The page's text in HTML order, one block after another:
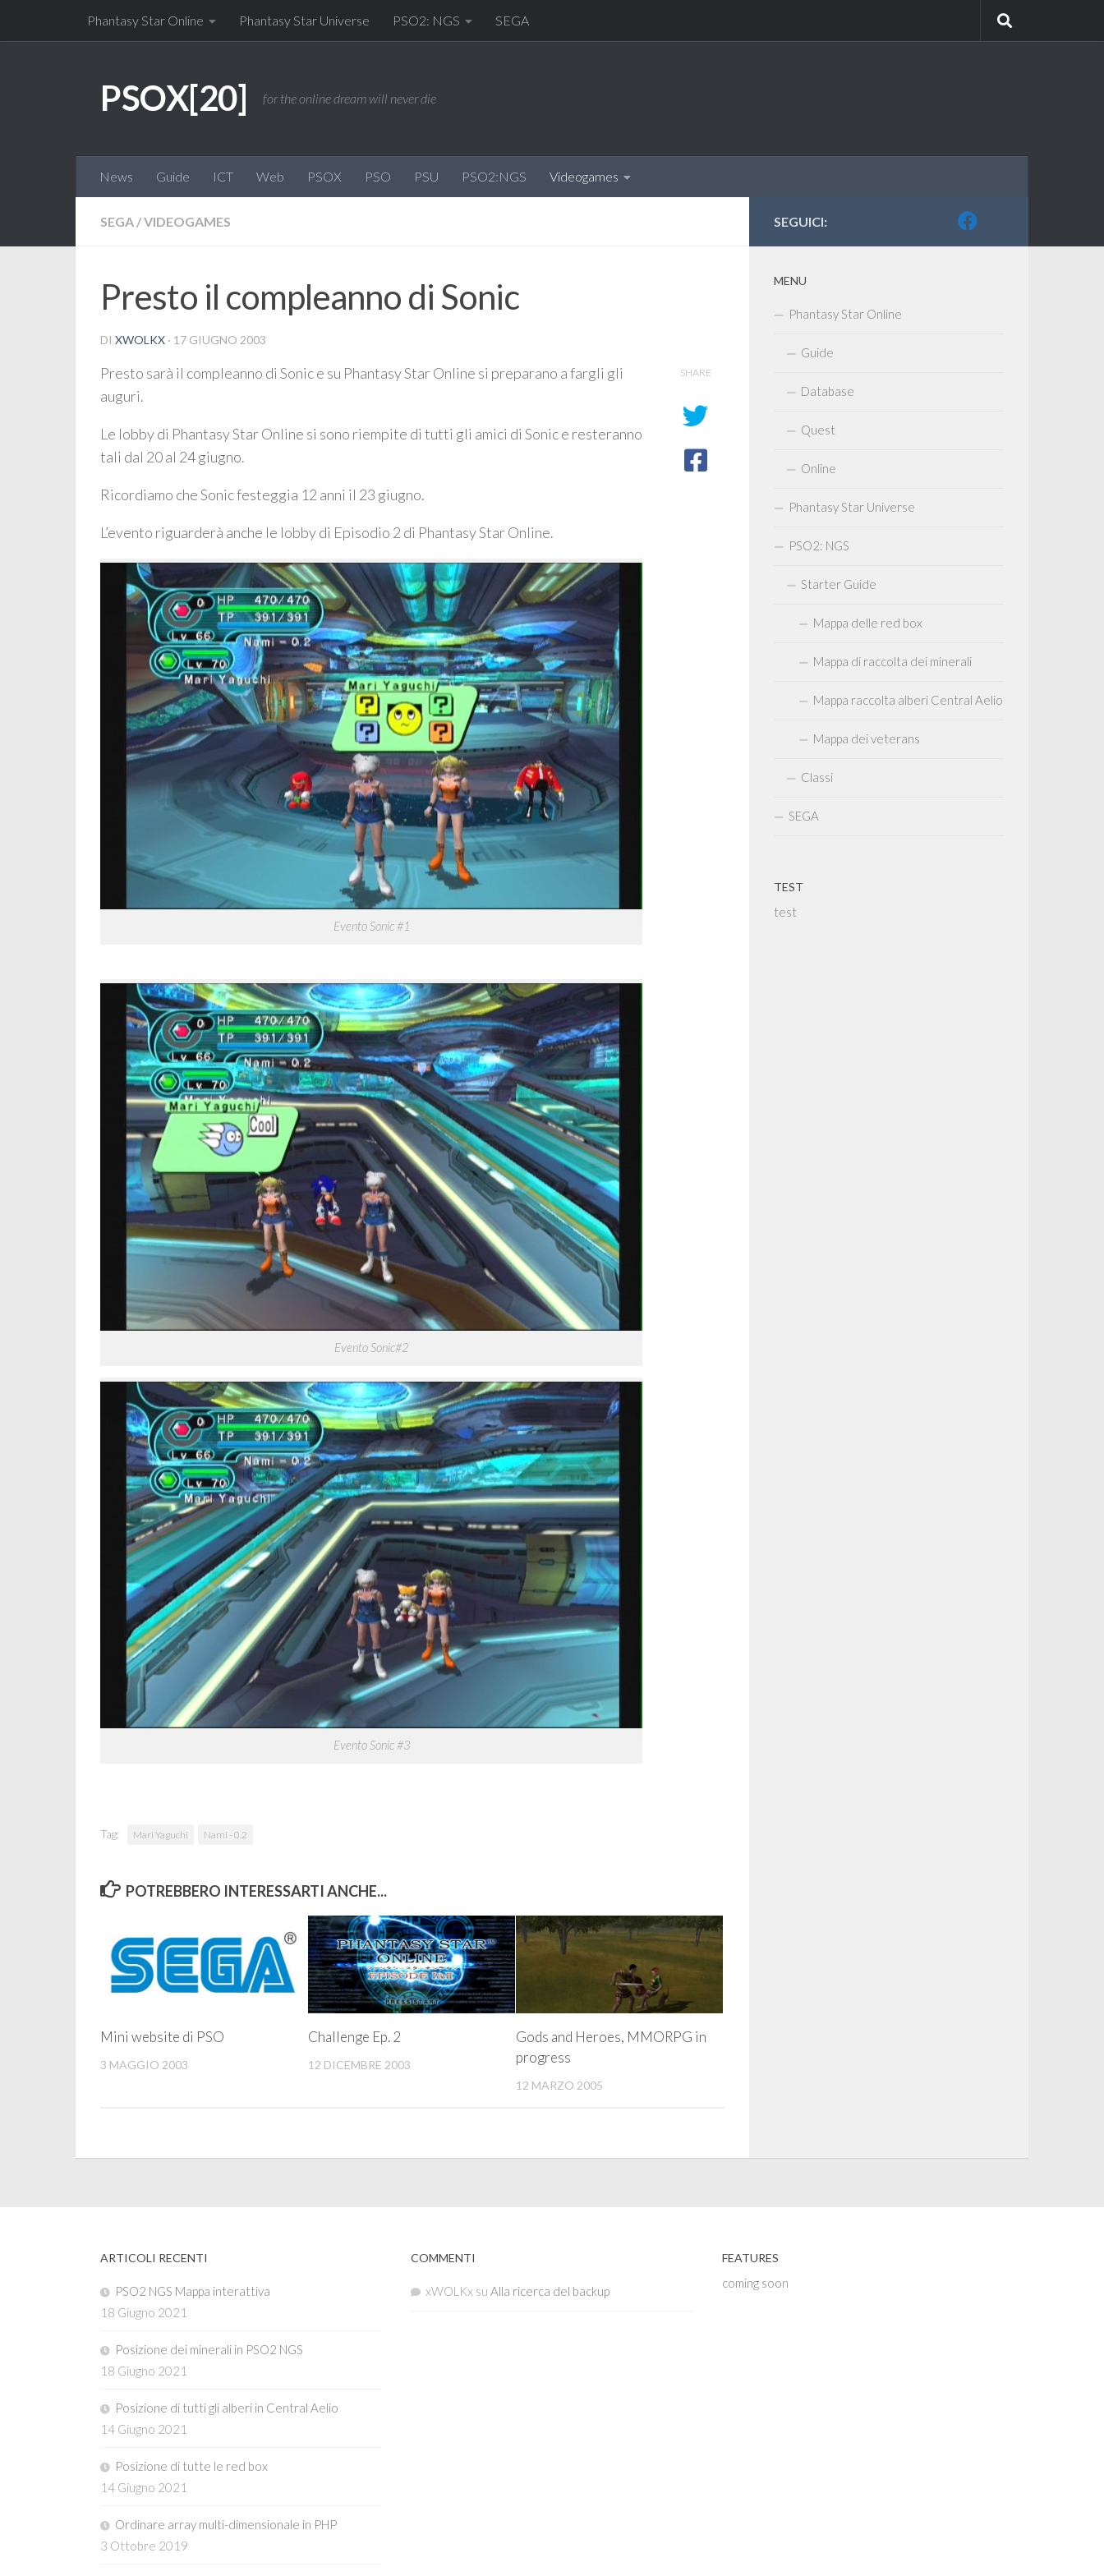
Salta al contenutoPhantasy Star Online Phantasy Star Universe PSO2: NGS SEGA
PSOX[20] for the online dream will never die
News Guide ICT Web PSOX PSO PSU PSO2:NGS Videogames
SEGA /VIDEOGAMES
Presto il compleanno di Sonic
DI XWOLKX · 17 GIUGNO 2003
Presto sarà il compleanno di Sonic e su Phantasy Star Online si preparano a fargli gli
auguri.
Le lobby di Phantasy Star Online si sono riempite di tutti gli amici di Sonic e resteranno
tali dal 20 al 24 giugno.
Ricordiamo che Sonic festeggia 12 anni il 23 giugno.
L’evento riguarderà anche le lobby di Episodio 2 di Phantasy Star Online.
Evento Sonic #1
Evento Sonic#2
Evento Sonic #3
SHARE
Tag: Mari Yaguchi Nami - 0.2
POTREBBERO INTERESSARTI ANCHE...
Mini website di PSO
3 MAGGIO 2003
Challenge Ep. 2
12 DICEMBRE 2003
Gods and Heroes, MMORPG in
progress
12 MARZO 2005
SEGUICI:
MENU
Phantasy Star Online
Guide
Database
Quest
Online
Phantasy Star Universe
PSO2: NGS
Starter Guide
Mappa delle red box
Mappa di raccolta dei minerali
Mappa raccolta alberi Central Aelio
Mappa dei veterans
Classi
SEGA
TEST
test
ARTICOLI RECENTI
PSO2 NGS Mappa interattiva
18 Giugno 2021
Posizione dei minerali in PSO2 NGS
18 Giugno 2021
Posizione di tutti gli alberi in Central Aelio
14 Giugno 2021
Posizione di tutte le red box
14 Giugno 2021
Ordinare array multi-dimensionale in PHP
3 Ottobre 2019
COMMENTI
xWOLKx suAlla ricerca del backup
FEATURES
coming soon